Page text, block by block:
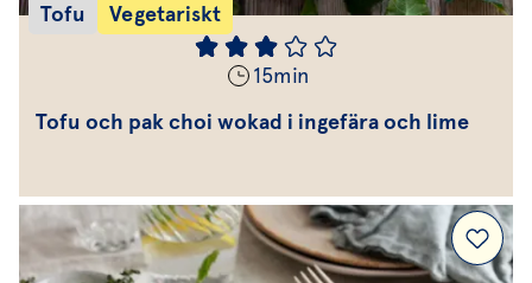
Tofu Vegetariskt
15min
Tofu och pak choi wokad i ingefära och lime